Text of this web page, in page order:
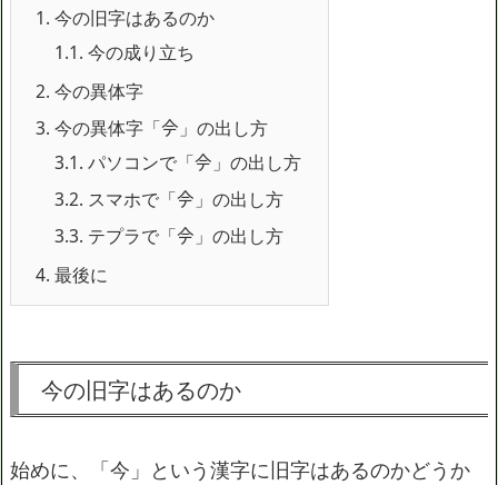
1. 今の旧字はあるのか
1.1. 今の成り立ち
2. 今の異体字
3. 今の異体字「𫝆」の出し方
3.1. パソコンで「𫝆」の出し方
3.2. スマホで「𫝆」の出し方
3.3. テプラで「𫝆」の出し方
4. 最後に
今の旧字はあるのか
始めに、「今」という漢字に旧字はあるのかどうか